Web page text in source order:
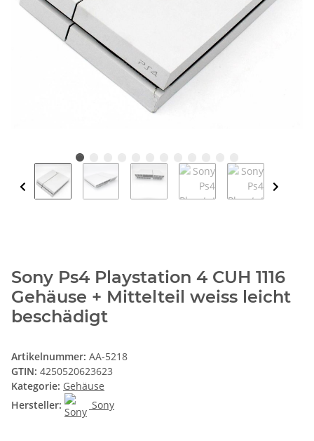
Sony Ps4 Playstation 4 CUH 1116
Gehäuse + Mittelteil weiss leicht
beschädigt
Artikelnummer: AA-5218
GTIN: 4250520623623
Kategorie: Gehäuse
Hersteller:
Sony